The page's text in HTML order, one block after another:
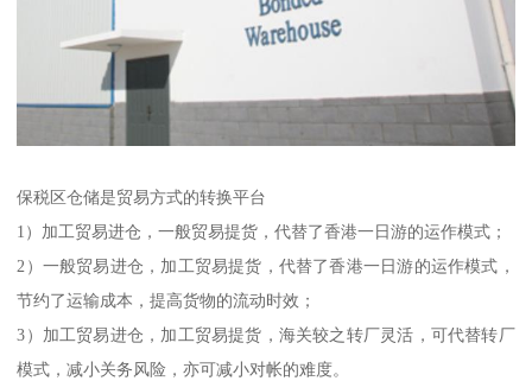
保税区仓储是贸易方式的转换平台
1）加工贸易进仓，一般贸易提货，代替了香港一日游的运作模式；
2）一般贸易进仓，加工贸易提货，代替了香港一日游的运作模式，
节约了运输成本，提高货物的流动时效；
3）加工贸易进仓，加工贸易提货，海关较之转厂灵活，可代替转厂
模式，减小关务风险，亦可减小对帐的难度。